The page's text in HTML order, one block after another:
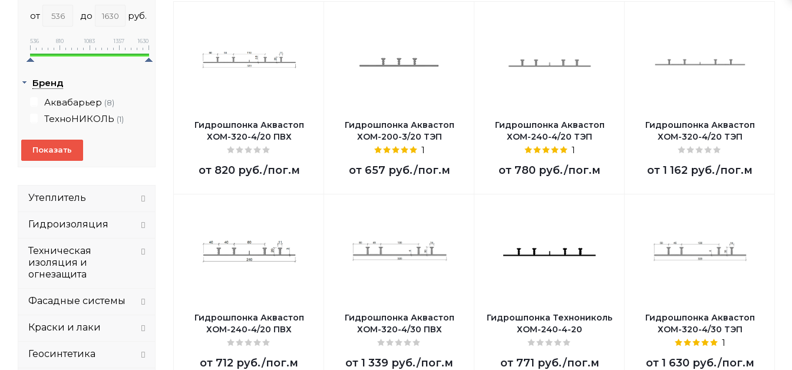
Гидрошпонка Аквастоп
ХОМ-320-4/20 ПВХ
от 820 руб./пог.м
Гидрошпонка Аквастоп
ХОМ-200-3/20 ТЭП
1
от 657 руб./пог.м
Гидрошпонка Аквастоп
ХОМ-240-4/20 ТЭП
1
от 780 руб./пог.м
Гидрошпонка Аквастоп
ХОМ-320-4/20 ТЭП
от 1 162 руб./пог.м
Гидрошпонка Аквастоп
ХОМ-240-4/20 ПВХ
от 712 руб./пог.м
Гидрошпонка Аквастоп
ХОМ-320-4/30 ПВХ
от 1 339 руб./пог.м
Гидрошпонка Технониколь
ХОМ-240-4-20
от 771 руб./пог.м
Гидрошпонка Аквастоп
ХОМ-320-4/30 ТЭП
1
от 1 630 руб./пог.м
от до руб.
536 810 1083 1357 1630
Бренд
Аквабарьер (8)
ТехноНИКОЛЬ (1)
Утеплитель
Гидроизоляция
Техническая
изоляция и
огнезащита
Фасадные системы
Краски и лаки
Геосинтетика